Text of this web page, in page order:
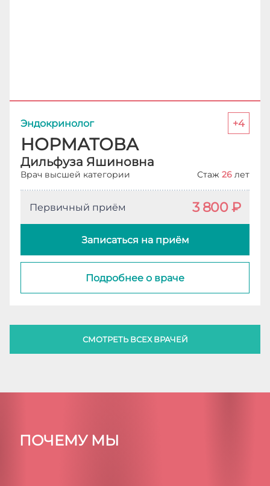
Эндокринолог +4
НОРМАТОВА
Дильфуза Яшиновна
Врач высшей категории Стаж 26 лет
Первичный приём 3 800 ₽
Записаться на приём
Подробнее о враче
СМОТРЕТЬ ВСЕХ ВРАЧЕЙ
ПОЧЕМУ МЫ